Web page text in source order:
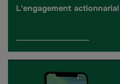
L'engagement actionnarial